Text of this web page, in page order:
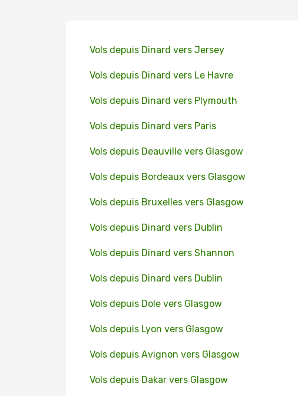
Vols depuis Dinard vers Jersey
Vols depuis Dinard vers Le Havre
Vols depuis Dinard vers Plymouth
Vols depuis Dinard vers Paris
Vols depuis Deauville vers Glasgow
Vols depuis Bordeaux vers Glasgow
Vols depuis Bruxelles vers Glasgow
Vols depuis Dinard vers Dublin
Vols depuis Dinard vers Shannon
Vols depuis Dinard vers Dublin
Vols depuis Dole vers Glasgow
Vols depuis Lyon vers Glasgow
Vols depuis Avignon vers Glasgow
Vols depuis Dakar vers Glasgow